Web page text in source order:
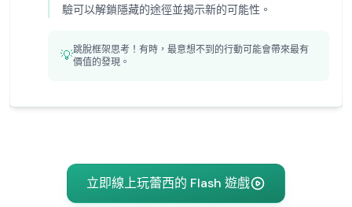
驗可以解鎖隱藏的途徑並揭示新的可能性。
💡跳脫框架思考！有時，最意想不到的行動可能會帶來最有
價值的發現。
立即線上玩蕾西的 Flash 遊戲